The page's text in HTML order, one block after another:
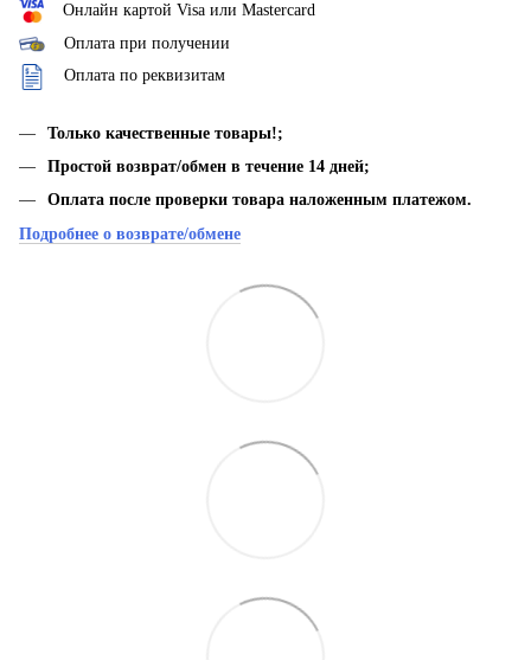
Онлайн картой Visa или Mastercard
Оплата при получении
Оплата по реквизитам
Только качественные товары!;
Простой возврат/обмен в течение 14 дней;
Оплата после проверки товара наложенным платежом.
Подробнее о возврате/обмене